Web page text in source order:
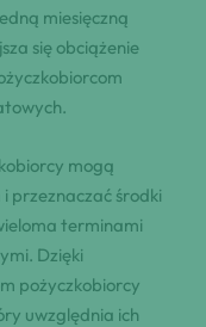
miesięczną
się obciążenie
mogą
przeznaczać środki
terminami
Dzięki
pożyczkobiorcy
uwzględnia ich